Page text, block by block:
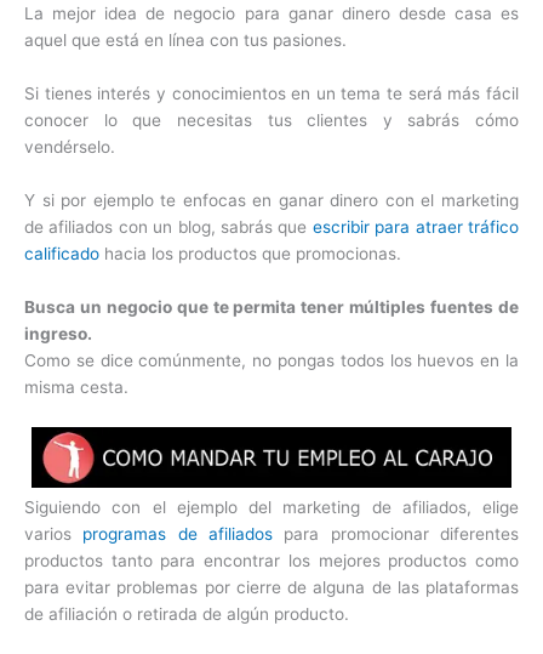
La mejor idea de negocio para ganar dinero desde casa es
aquel que está en línea con tus pasiones.
Si tienes interés y conocimientos en un tema te será más fácil
conocer lo que necesitas tus clientes y sabrás cómo
vendérselo.
Y si por ejemplo te enfocas en ganar dinero con el marketing
de afiliados con un blog, sabrás que escribir para atraer tráfico
calificado hacia los productos que promocionas.
Busca un negocio que te permita tener múltiples fuentes de
ingreso.
Como se dice comúnmente, no pongas todos los huevos en la
misma cesta.
Siguiendo con el ejemplo del marketing de afiliados, elige
varios programas de afiliados para promocionar diferentes
productos tanto para encontrar los mejores productos como
para evitar problemas por cierre de alguna de las plataformas
de afiliación o retirada de algún producto.